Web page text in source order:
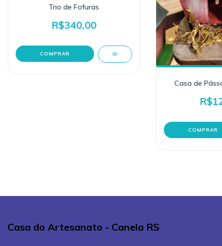
Trio de Fofuras
R$340,00
Casa de
Casa do Artesanato - Canela RS